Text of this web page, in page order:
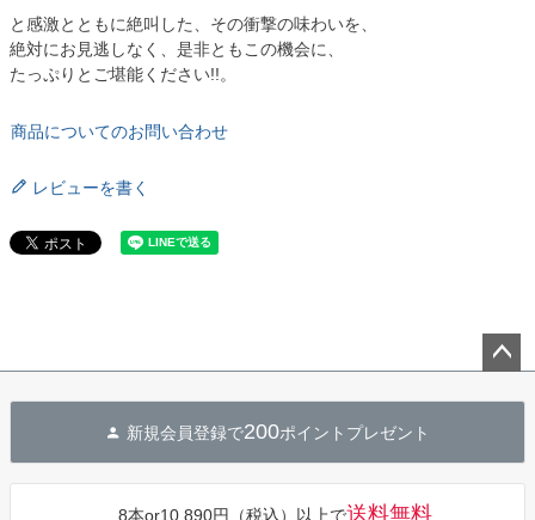
と感激とともに絶叫した、その衝撃の味わいを、
絶対にお見逃しなく、是非ともこの機会に、
たっぷりとご堪能ください!!。
商品についてのお問い合わせ
レビューを書く
へ
新規会員登録で200ポイントプレゼント
8本or10,890円（税込）以上で送料無料